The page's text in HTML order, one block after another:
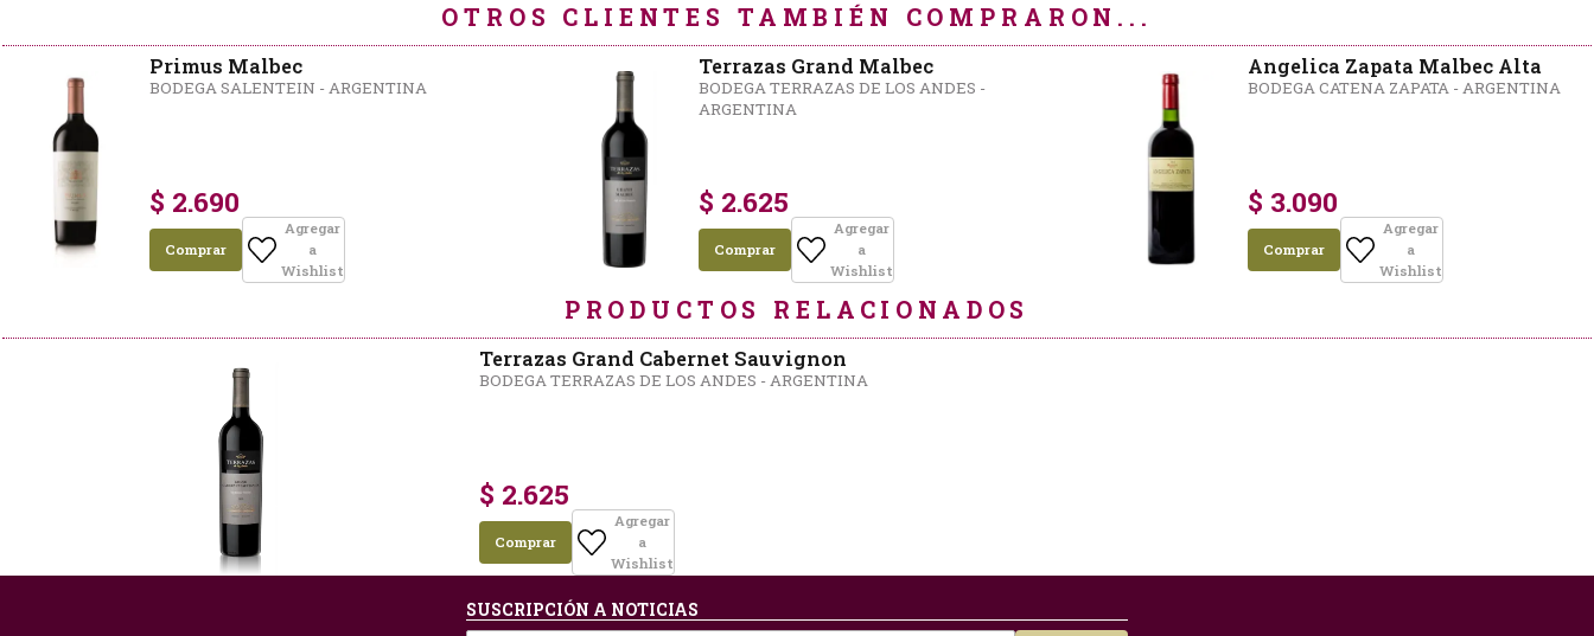
OTROS CLIENTES TAMBIÉN COMPRARON...
Primus Malbec
BODEGA SALENTEIN - ARGENTINA
$ 2.690
Comprar
Agregar
a
Wishlist
Terrazas Grand Malbec
BODEGA TERRAZAS DE LOS ANDES -
ARGENTINA
$ 2.625
Comprar
Agregar
a
Wishlist
Angelica Zapata Malbec Alta
BODEGA CATENA ZAPATA - ARGENTINA
$ 3.090
Comprar
Agregar
a
Wishlist
PRODUCTOS RELACIONADOS
Terrazas Grand Cabernet Sauvignon
BODEGA TERRAZAS DE LOS ANDES - ARGENTINA
$ 2.625
Comprar
Agregar
a
Wishlist
SUSCRIPCIÓN A NOTICIAS